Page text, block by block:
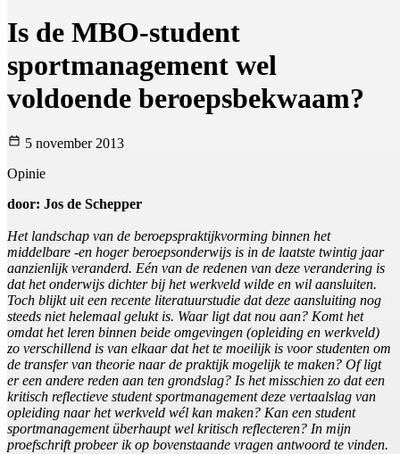
Is de MBO-student
sportmanagement wel
voldoende beroepsbekwaam?
5 november 2013
Opinie
door: Jos de Schepper
Het landschap van de beroepspraktijkvorming binnen het
middelbare -en hoger beroepsonderwijs is in de laatste twintig jaar
aanzienlijk veranderd. Eén van de redenen van deze verandering is
dat het onderwijs dichter bij het werkveld wilde en wil aansluiten.
Toch blijkt uit een recente literatuurstudie dat deze aansluiting nog
steeds niet helemaal gelukt is. Waar ligt dat nou aan? Komt het
omdat het leren binnen beide omgevingen (opleiding en werkveld)
zo verschillend is van elkaar dat het te moeilijk is voor studenten om
de transfer van theorie naar de praktijk mogelijk te maken? Of ligt
er een andere reden aan ten grondslag? Is het misschien zo dat een
kritisch reflectieve student sportmanagement deze vertaalslag van
opleiding naar het werkveld wél kan maken? Kan een student
sportmanagement überhaupt wel kritisch reflecteren? In mijn
proefschrift probeer ik op bovenstaande vragen antwoord te vinden.